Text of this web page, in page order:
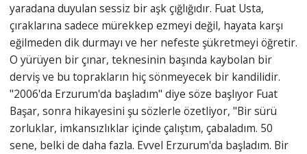
yaradana duyulan sessiz bir aşk çığlığıdır. Fuat Usta,
çıraklarına sadece mürekkep ezmeyi değil, hayata karşı
eğilmeden dik durmayı ve her nefeste şükretmeyi öğretir.
O yürüyen bir çınar, teknesinin başında kaybolan bir
derviş ve bu toprakların hiç sönmeyecek bir kandilidir.
"2006'da Erzurum'da başladım" diye söze başlıyor Fuat
Başar, sonra hikayesini şu sözlerle özetliyor, "Bir sürü
zorluklar, imkansızlıklar içinde çalıştım, çabaladım. 50
sene, belki de daha fazla. Evvel Erzurum'da başladım. Bir